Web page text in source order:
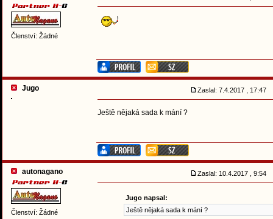
Členství: Žádné
Jugo Zaslal: 7.4.2017 , 17:47
Ještě nějaká sada k mání ?
autonagano
Členství: Žádné
Zaslal: 10.4.2017 , 9:54
Jugo napsal:
Ještě nějaká sada k mání ?